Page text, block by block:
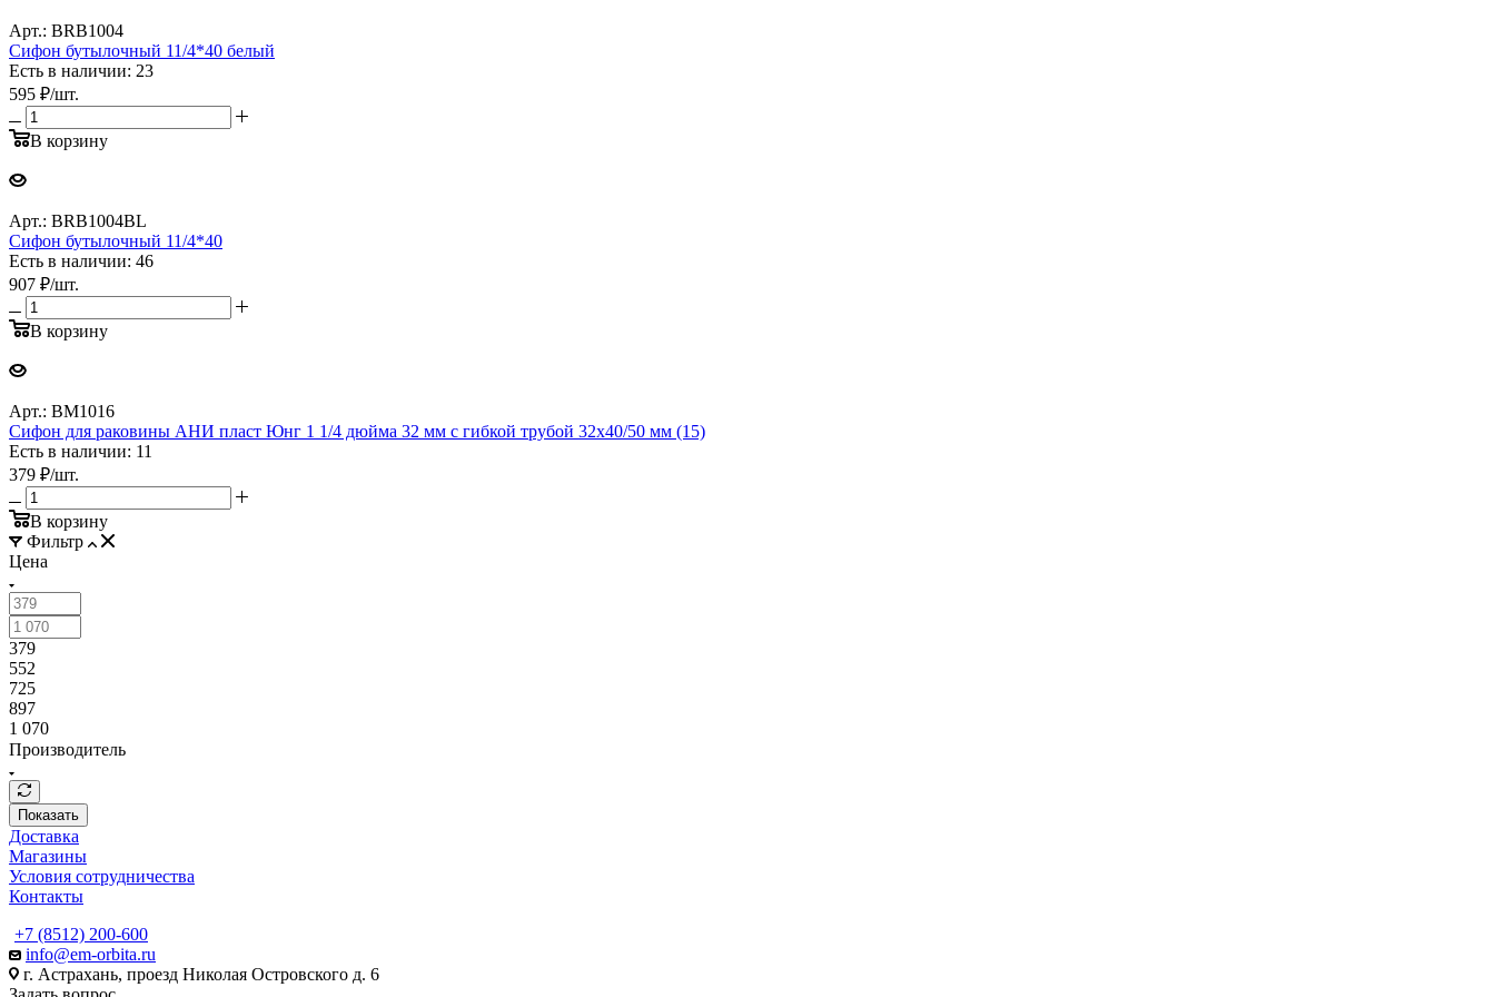
Арт.: BRB1004
Сифон бутылочный 11/4*40 белый
Есть в наличии: 23
595 ₽/шт.
В корзину
Арт.: BRB1004BL
Сифон бутылочный 11/4*40
Есть в наличии: 46
907 ₽/шт.
В корзину
Арт.: BM1016
Cифон для раковины АНИ пласт Юнг 1 1/4 дюйма 32 мм c гибкой трубой 32х40/50 мм (15)
Есть в наличии: 11
379 ₽/шт.
В корзину
Фильтр
Цена
379
552
725
897
1 070
Производитель
Показать
Доставка
Магазины
Условия сотрудничества
Контакты
+7 (8512) 200-600
info@em-orbita.ru
г. Астрахань, проезд Николая Островского д. 6